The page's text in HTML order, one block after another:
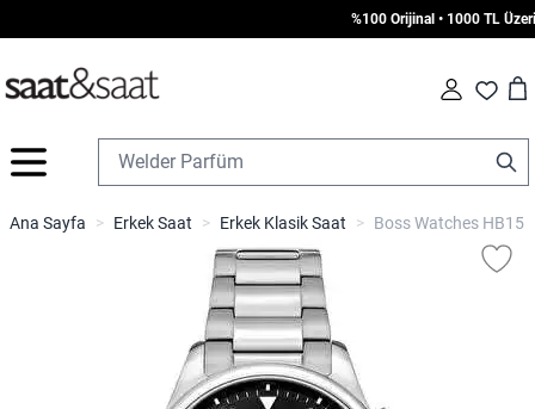
%100 Orijinal • 1000 TL Üzeri
Fav Cart
İçeriğe geç
Ana Sayfa > Erkek Saat > Erkek Klasik Saat > Boss Watches